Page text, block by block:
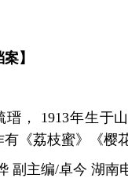
】
瑨， 1913年生于
有《荔枝蜜》《樱
副主编/卓今 湖南